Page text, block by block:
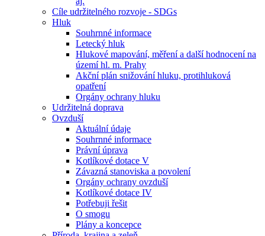
Cíle udržitelného rozvoje - SDGs
Hluk
Souhrnné informace
Letecký hluk
Hlukové mapování, měření a další hodnocení na
území hl. m. Prahy
Akční plán snižování hluku, protihluková
opatření
Orgány ochrany hluku
Udržitelná doprava
Ovzduší
Aktuální údaje
Souhrnné informace
Právní úprava
Kotlíkové dotace V
Závazná stanoviska a povolení
Orgány ochrany ovzduší
Kotlíkové dotace IV
Potřebuji řešit
O smogu
Plány a koncepce